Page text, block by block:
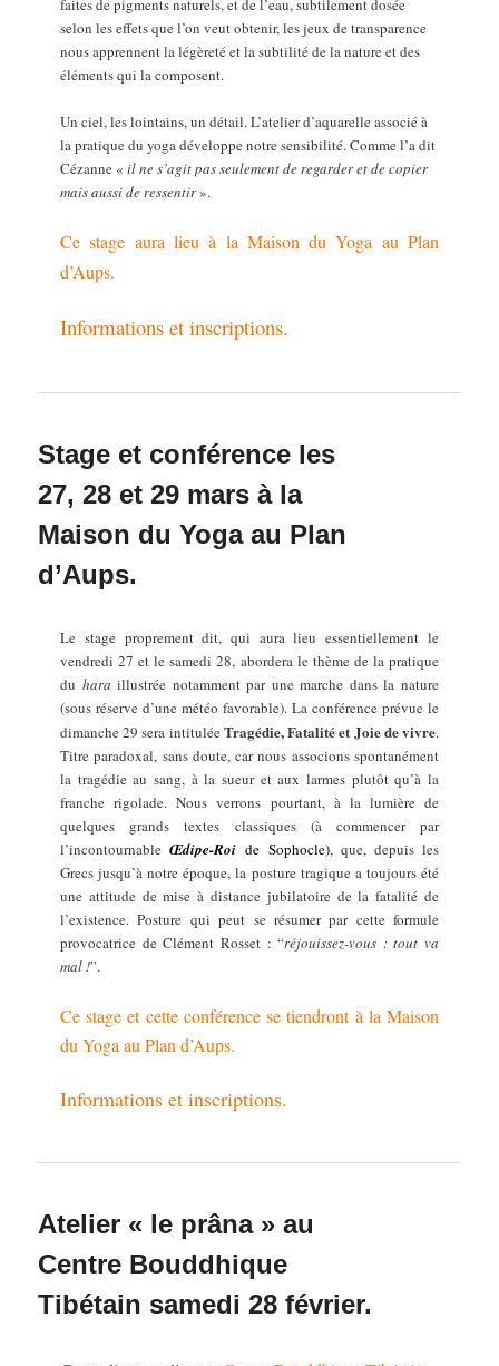
faites depigments naturels, et de l’eau, subtilement dosée
selon les effetsque l’on veut obtenir, les jeux de transparence
nous apprennent lalégèreté et la subtilité de la nature et des
éléments qui lacomposent.
Un ciel, les lointains, un détail.L’atelier d’aquarelle associé à
la pratique du yoga développenotre sensibilité. Comme l’a dit
Cézanne «il ne s’agit passeulement de regarder et de copier
mais aussi de ressentir».
Ce stage aura lieu à la Maison du Yoga au Plan
d’Aups.
Informations et inscriptions.
Stage et conférence les
27, 28 et 29 mars à la
Maison du Yoga au Plan
d’Aups.
Le stage proprement dit, qui aura lieu essentiellement le
vendredi 27 et le samedi 28, abordera le thème de la pratique
du hara illustrée notamment par une marche dans la nature
(sous réserve d’une météo favorable). La conférence prévue le
dimanche 29 sera intituléeTragédie, Fatalité et Joie de vivre.
Titre paradoxal, sans doute, car nous associons spontanément
la tragédie au sang, à la sueur et aux larmes plutôt qu’à la
franche rigolade. Nous verrons pourtant, à la lumière de
quelques grands textes classiques (à commencer par
l’incontournableŒdipe-Roide Sophocle), que, depuis les
Grecs jusqu’à notre époque, la posture tragique a toujours été
une attitude de mise à distance jubilatoire de la fatalité de
l’existence. Posture qui peut se résumer par cette formule
provocatrice de Clément Rosset : “réjouissez-vous : tout va
mal !”.
Ce stage et cette conférence se tiendront à la Maison
du Yoga au Plan d’Aups.
Informations et inscriptions.
Atelier « le prâna » au
Centre Bouddhique
Tibétain samedi 28 février.